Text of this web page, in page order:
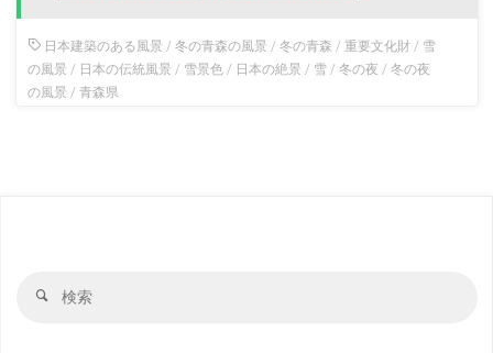
日本建築のある風景 / 冬の青森の風景 / 冬の青森 / 重要文化財/ 雪
の風景 / 日本の伝統風景 / 雪景色/ 日本の絶景 / 雪/ 冬の夜 / 冬の夜
の風景 / 青森県
検